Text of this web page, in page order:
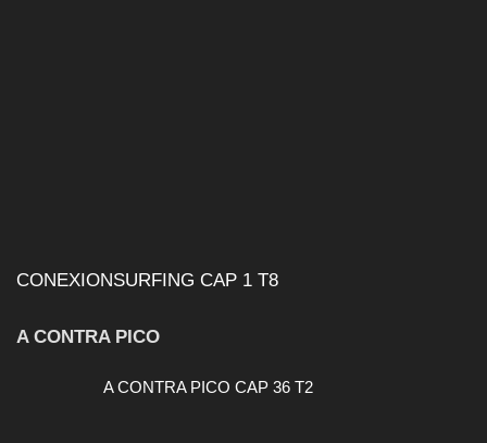
CONEXIONSURFING CAP 1 T8
A CONTRA PICO
A CONTRA PICO CAP 36 T2